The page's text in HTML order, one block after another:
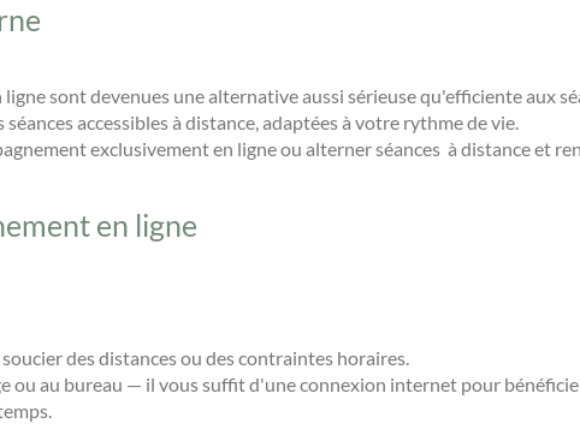
sont devenues une alternative aussi sérieuse qu'efficiente aux
accessibles à distance, adaptées à votre rythme de vie.
exclusivement en ligne ou alterner séances à distance et
en ligne
des distances ou des contraintes horaires.
ou au bureau — il vous suffit d'une connexion internet pour